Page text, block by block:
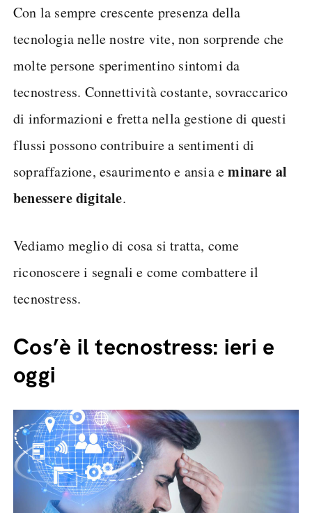
Con la sempre crescente presenza della
tecnologia nelle nostre vite, non sorprende che
molte persone sperimentino sintomi da
tecnostress. Connettività costante, sovraccarico
di informazioni e fretta nella gestione di questi
flussi possono contribuire a sentimenti di
sopraffazione, esaurimento e ansia eminare al
benessere digitale.
Vediamo meglio di cosa si tratta, come
riconoscere i segnali e come combattere il
tecnostress.
Cos’è il tecnostress: ieri e
oggi